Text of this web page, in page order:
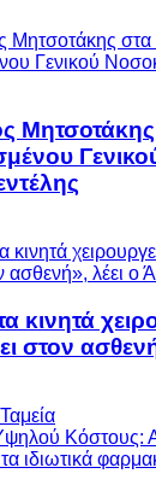
Μητσοτάκης
κινητά
στον